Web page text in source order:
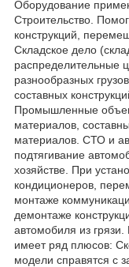
Оборудование
Строительство.
конструкций,
Складское дело
распределительные
разнообразных
составных
Промышленные
материалов,
материалов. СТО и
подтягивание
хозяйстве. При
кондиционеров,
монтаже
демонтаже
автомобиля из
имеет ряд плюсов:
модели справятся с